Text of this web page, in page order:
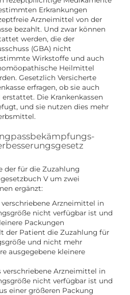
Erkrankungen
Arzneimittel von der
bezahlt. Und zwar können
werden, die der
(GBA) nicht
Wirkstoffe und auch
Heilmittel
Gesetzlich Versicherte
erfragen, ob sie auch
Die Krankenkassen
und sie nutzen dies mehr
der für die Zuzahlung
V um zwei
ergänzt:
verschriebene Arzneimittel in
nicht verfügbar ist und
Packungen
der Patient die Zuzahlung für
und nicht mehr
ausgegebene kleinere
verschriebene Arzneimittel in
nicht verfügbar ist und
einer größeren Packung